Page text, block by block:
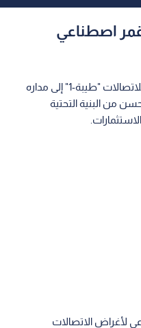
اصطناعي
تطلق مصر الجمعة أول قمر صناعي للاتصالات "طيبة-1" إلى مداره
من البنية التحتية
لأغراض الاتصالات